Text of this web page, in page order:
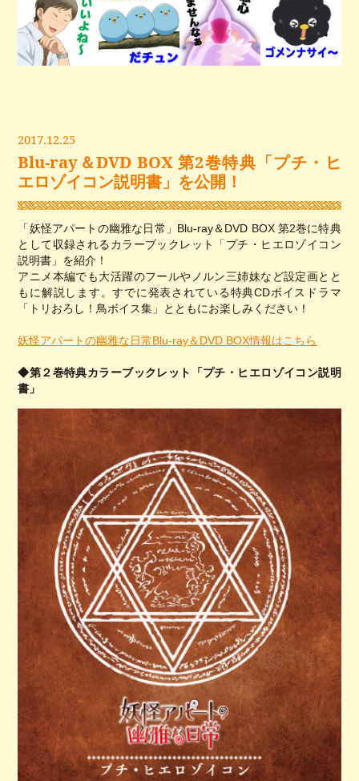
2017.12.25
Blu-ray＆DVD BOX 第2巻特典「プチ・ヒ
エロゾイコン説明書」を公開！
「妖怪アパートの幽雅な日常」Blu-ray＆DVD BOX 第2巻に特典
として収録されるカラーブックレット「プチ・ヒエロゾイコン
説明書」を紹介！
アニメ本編でも大活躍のフールやノルン三姉妹など設定画とと
もに解説します。すでに発表されている特典CDボイスドラマ
「トリおろし！鳥ボイス集」とともにお楽しみください！
妖怪アパートの幽雅な日常Blu-ray＆DVD BOX情報はこちら
◆第２巻特典カラーブックレット「プチ・ヒエロゾイコン説明
書」